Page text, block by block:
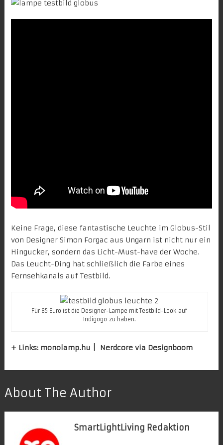
Keine Frage, diese fantastische Leuchte im Globus-Stil
von Designer Simon Forgac aus Ungarn ist nicht nur ein
Hingucker, sondern das Licht-Must-have der Woche.
Das Leucht-Ding hat schließlich die Farbe eines
Fernsehkanals auf Testbild.
Für 85 Euro ist die Designer-Lampe mit Testbild-Look auf
Indigogo zu haben.
+ Links: monolamp.hu Nerdcorevia Designboom
About The Author
SmartLightLiving Redaktion